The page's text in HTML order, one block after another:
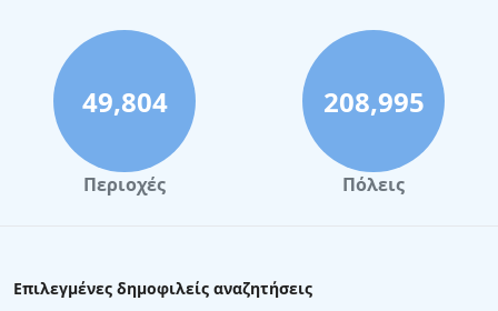
49,804
Περιοχές
208,995
Πόλεις
Επιλεγμένες δημοφιλείς αναζητήσεις